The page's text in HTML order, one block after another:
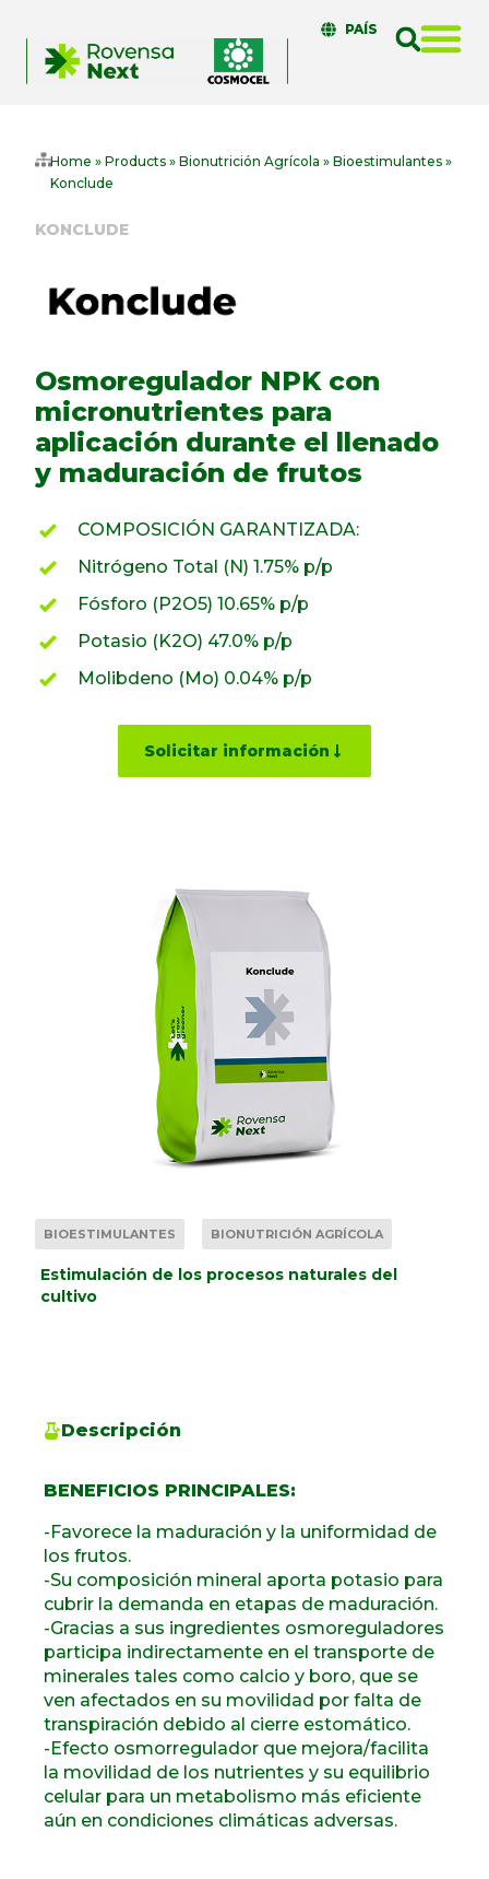
PAÍS
Home » Products» Bionutrición Agrícola » Bioestimulantes»
Konclude
KONCLUDE
Osmoregulador NPK con
micronutrientes para
aplicación durante el llenado
y maduración de frutos
BIOESTIMULANTES BIONUTRICIÓN AGRÍCOLA
Estimulación de los procesos naturales del
cultivo
COMPOSICIÓN GARANTIZADA:
Nitrógeno Total (N) 1.75% p/p
Fósforo (P2O5) 10.65% p/p
Potasio (K2O) 47.0% p/p
Molibdeno (Mo) 0.04% p/p
Solicitar información
Descripción
BENEFICIOS PRINCIPALES:
-Favorece la maduración y la uniformidad de
los frutos.
-Su composición mineral aporta potasio para
cubrir la demanda en etapas de maduración.
-Gracias a sus ingredientes osmoreguladores
participa indirectamente en el transporte de
minerales tales como calcio y boro, que se
ven afectados en su movilidad por falta de
transpiración debido al cierre estomático.
-Efecto osmorregulador que mejora/facilita
la movilidad de los nutrientes y su equilibrio
celular para un metabolismo más eficiente
aún en condiciones climáticas adversas.